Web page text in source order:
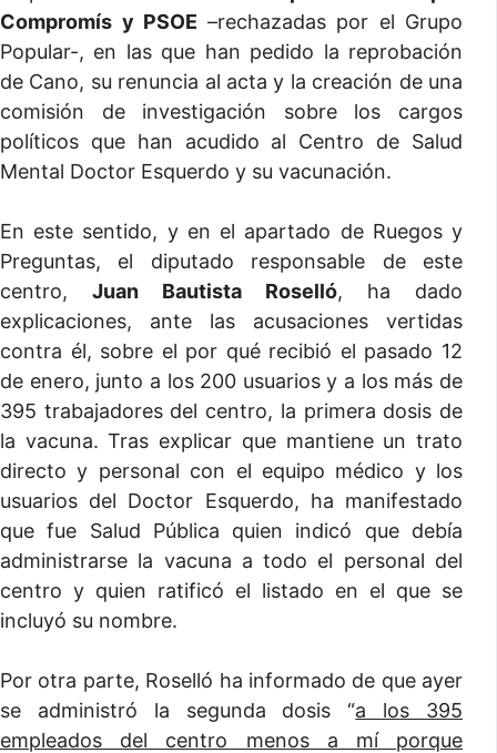
Compromís y PSOE –rechazadas por el Grupo
Popular-, en las que han pedido la reprobación
de Cano, su renuncia al acta y la creación de una
comisión de investigación sobre los cargos
políticos que han acudido al Centro de Salud
Mental Doctor Esquerdo y su vacunación.
En este sentido, y en el apartado de Ruegos y
Preguntas, el diputado responsable de este
centro, Juan Bautista Roselló, ha dado
explicaciones, ante las acusaciones vertidas
contra él, sobre el por qué recibió el pasado 12
de enero, junto a los 200 usuarios y a los más de
395 trabajadores del centro, la primera dosis de
la vacuna. Tras explicar que mantiene un trato
directo y personal con el equipo médico y los
usuarios del Doctor Esquerdo, ha manifestado
que fue Salud Pública quien indicó que debía
administrarse la vacuna a todo el personal del
centro y quien ratificó el listado en el que se
incluyó su nombre.
Por otra parte, Roselló ha informado de que ayer
se administró la segunda dosis “a los 395
empleados del centro menos a mí porque